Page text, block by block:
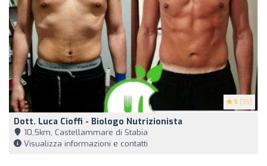
5 (35)
Dott. Luca Cioffi - Biologo Nutrizionista
10,5km, Castellammare di Stabia
Visualizza informazioni e contatti